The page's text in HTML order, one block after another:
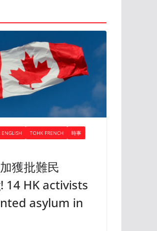
TOHK FRENCH
時事
獲批難民
14 HK activists
asylum in